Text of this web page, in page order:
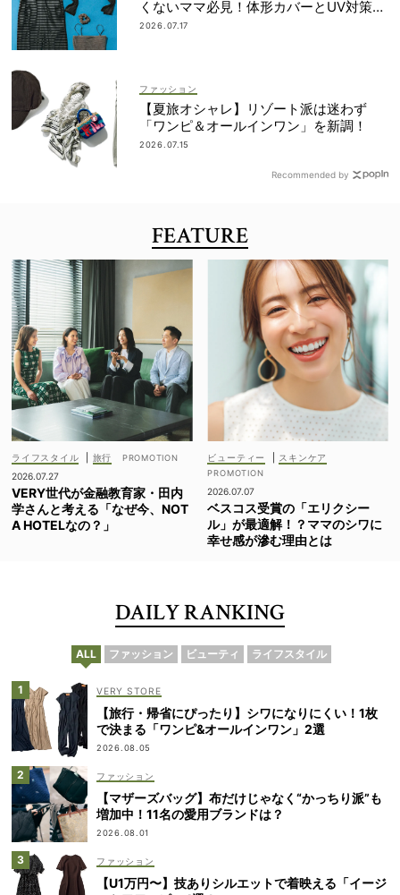
くないママ必見！体形カバーとUV対策を
両立するマルチウェア速報
2026.07.17
ファッション
【夏旅オシャレ】リゾート派は迷わず
「ワンピ＆オールインワン」を新調！
2026.07.15
Recommended by
FEATURE
ライフスタイル
旅行
2026.07.27
VERY世代が金融教育家・田内
学さんと考える「なぜ今、NOT
A HOTELなの？」
ビューティー スキンケア
2026.07.07
ベスコス受賞の「エリクシー
ル」が最適解！？ママのシワに
幸せ感が滲む理由とは
DAILY RANKING
ALL ファッション ビューティ ライフスタイル
VERY STORE
【旅行・帰省にぴったり】シワになりにくい！1枚
で決まる「ワンピ&オールインワン」2選
2026.08.05
ファッション
【マザーズバッグ】布だけじゃなく“かっちり派”も
増加中！11名の愛用ブランドは？
2026.08.01
ファッション
【U1万円〜】技ありシルエットで着映える「イージ